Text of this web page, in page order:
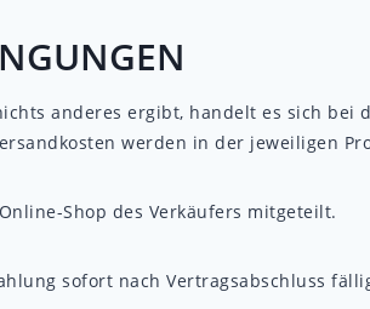
anderes ergibt, handelt es sich bei
werden in der jeweiligen
Shop des Verkäufers mitgeteilt.
sofort nach Vertragsabschluss